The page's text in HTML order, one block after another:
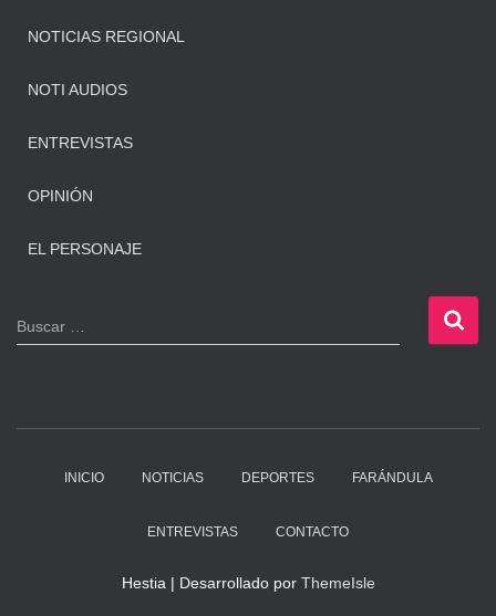
NOTICIAS REGIONAL
NOTI AUDIOS
ENTREVISTAS
OPINIÓN
EL PERSONAJE
B
u
Buscar …
INICIO NOTICIAS DEPORTES FARÁNDULA
ENTREVISTAS CONTACTO
Hestia | Desarrollado por ThemeIsle